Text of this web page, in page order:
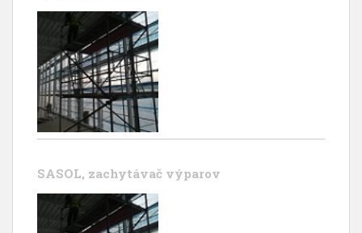
SASOL, zachytávač výparov